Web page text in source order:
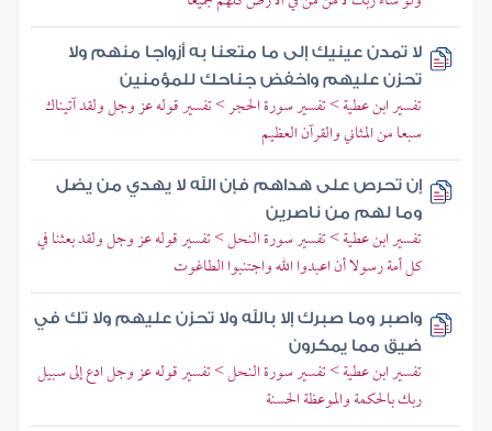
لا تمدن عينيك إلى ما متعنا به أزواجا منهم ولا
تحزن عليهم واخفض جناحك للمؤمنين
تفسير ابن عطية > تفسير سورة الحجر > تفسير قوله عز وجل ولقد آتيناك
سبعا من المثاني والقرآن العظيم
إن تحرص على هداهم فإن الله لا يهدي من يضل
وما لهم من ناصرين
تفسير ابن عطية > تفسير سورة النحل > تفسير قوله عز وجل ولقد بعثنا في
كل أمة رسولا أن اعبدوا الله واجتنبوا الطاغوت
واصبر وما صبرك إلا بالله ولا تحزن عليهم ولا تك في
ضيق مما يمكرون
تفسير ابن عطية > تفسير سورة النحل > تفسير قوله عز وجل ادع إلى سبيل
ربك بالحكمة والموعظة الحسنة